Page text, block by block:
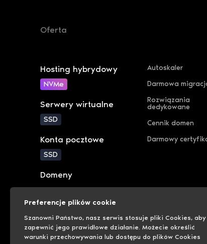
Oferta
Hosting hybrydowy
NVMe
Serwery wirtualne
SSD
Konta pocztowe
SSD
Domeny
Autoskaler
Darmowa
Rozwiązania
dedykowane
Cennik domen
Darmowy
Polityka cookies
Preferencje plików cookie
Szanowni Państwo, nasz serwis stosuje pliki Cookies, aby
zapewnić jego prawidłowe działanie. Możecie określić
warunki przechowywania lub dostępu do plików Cookies